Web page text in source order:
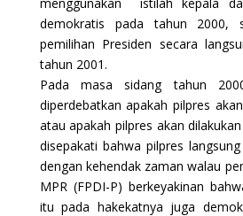
demokratis pada tahun 2000,
pemilihan Presiden secara
tahun 2001.
Pada masa sidang tahun
diperdebatkan apakah pilpres
atau apakah pilpres akan
disepakati bahwa pilpres
dengan kehendak zaman walau
MPR (FPDI-P) berkeyakinan
itu pada hakekatnya juga